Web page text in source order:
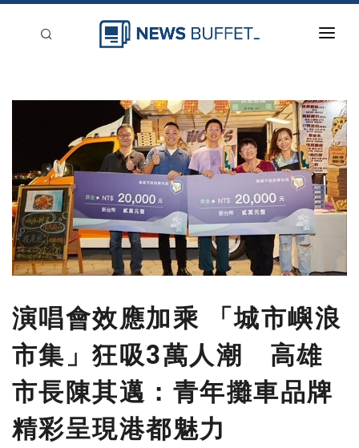
刊登
演唱會效應加乘 「城市嶼浪
市集」狂吸3萬人潮 高雄
市長陳其邁：青年攤車品牌
精彩呈現港都魅力